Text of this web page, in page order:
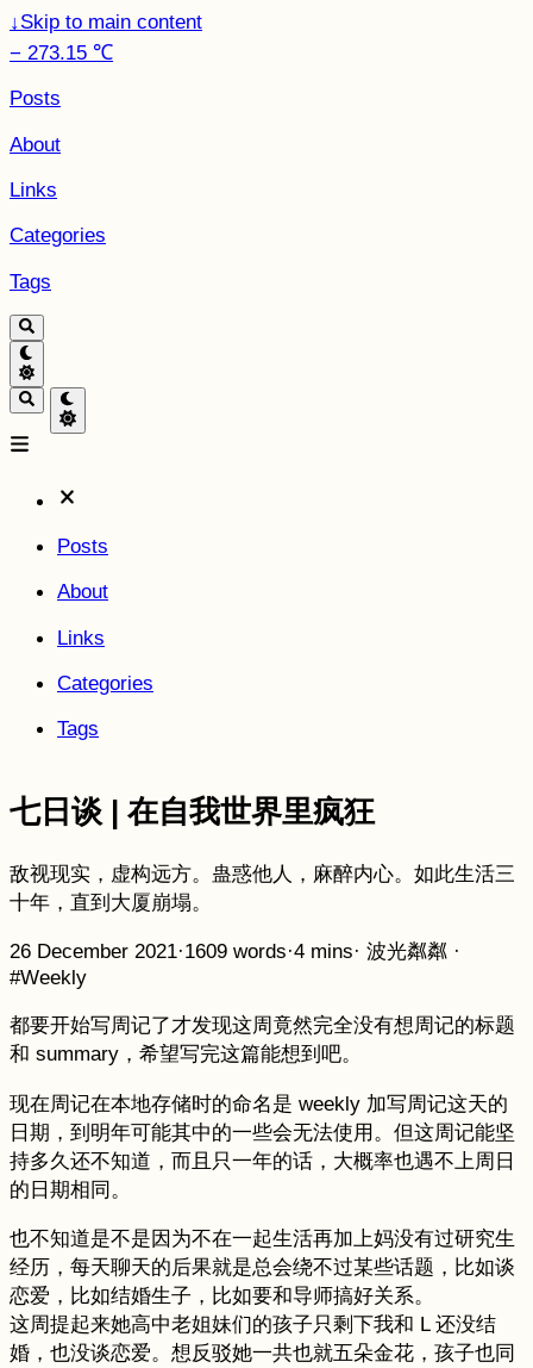
↓Skip to main content
− 273.15 ℃
Posts
About
Links
Categories
Tags
Posts
About
Links
Categories
Tags
七日谈 | 在自我世界里疯狂
敌视现实，虚构远方。蛊惑他人，麻醉内心。如此生活三
十年，直到大厦崩塌。
26 December 2021·1609 words·4 mins· 波光粼粼 ·
#Weekly
都要开始写周记了才发现这周竟然完全没有想周记的标题
和 summary，希望写完这篇能想到吧。
现在周记在本地存储时的命名是 weekly 加写周记这天的
日期，到明年可能其中的一些会无法使用。但这周记能坚
持多久还不知道，而且只一年的话，大概率也遇不上周日
的日期相同。
也不知道是不是因为不在一起生活再加上妈没有过研究生
经历，每天聊天的后果就是总会绕不过某些话题，比如谈
恋爱，比如结婚生子，比如要和导师搞好关系。
这周提起来她高中老姐妹们的孩子只剩下我和 L 还没结
婚，也没谈恋爱。想反驳她一共也就五朵金花，孩子也同